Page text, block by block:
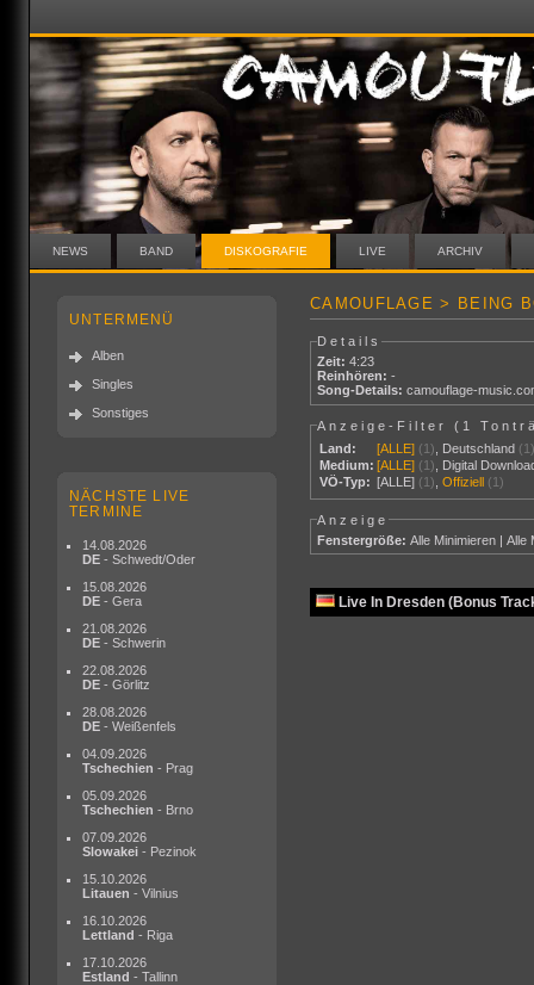
NEWS BAND DISKOGRAFIE LIVE ARCHIV
UNTERMENÜ
Alben
Singles
Sonstiges
NÄCHSTE LIVE
TERMINE
14.08.2026
DE - Schwedt/Oder
15.08.2026
DE - Gera
21.08.2026
DE - Schwerin
22.08.2026
DE - Görlitz
28.08.2026
DE - Weißenfels
04.09.2026
Tschechien - Prag
05.09.2026
Tschechien - Brno
07.09.2026
Slowakei - Pezinok
15.10.2026
Litauen - Vilnius
16.10.2026
Lettland - Riga
17.10.2026
Estland - Tallinn
CAMOUFLAGE > BEING
Details
Zeit: 4:23
Reinhören:-
Song-Details: camouflage-
Anzeige-Filter ( 1
Land:
[ALLE] (1) Deutschland
Medium: [ALLE] (1)
Digital
VÖ-Typ: [ALLE] (1) ,Offiziell (1)
Anzeige
Fenstergröße: Alle Minimieren |Alle
Live In Dresden (Bonus